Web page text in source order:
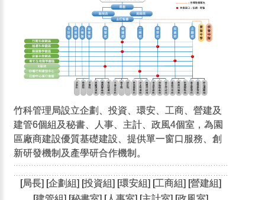
竹科管理局設立企劃、投資、環安、工商、營建及
建管6個組及秘書、人事、主計、政風4個室，為園
區廠商建設優質基礎建設、提供單一窗口服務、創
新研發機制及產學研合作機制。
[局長] [企劃組] [投資組] [環安組] [工商組] [營建組]